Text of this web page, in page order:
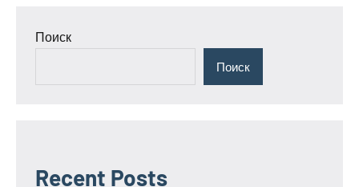
Поиск
Поиск
Recent Posts